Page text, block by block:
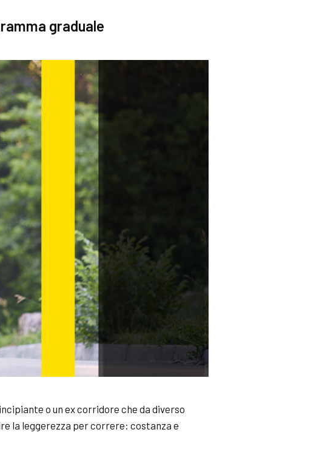
graduale
o un ex corridore che da diverso
la leggerezza per correre: costanza e